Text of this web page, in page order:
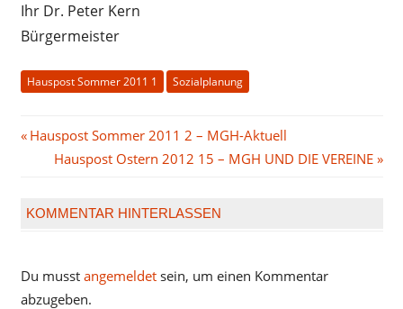
Ihr Dr. Peter Kern
Bürgermeister
Hauspost Sommer 2011 1 Sozialplanung
Beitragsnavigation
Vorheriger
Beitrag:
Hauspost Sommer 2011 2 – MGH-Aktuell
Nächster
Hauspost Ostern 2012 15 – MGH UND DIE VEREINE
KOMMENTAR HINTERLASSEN
Du musst angemeldetsein, um einen Kommentar
abzugeben.